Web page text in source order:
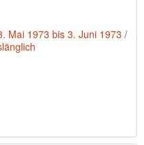
Mai 1973 bis 3. Juni 1973 /